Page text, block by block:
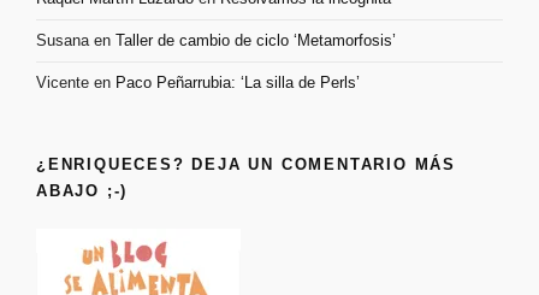
Susanaen Taller de cambio de ciclo ‘Metamorfosis’
Vicente en Paco Peñarrubia: ‘La silla de Perls’
¿ENRIQUECES? DEJA UN COMENTARIO MÁS
ABAJO ;-)